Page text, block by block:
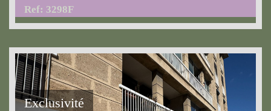
Ref: 3298F
Exclusivité